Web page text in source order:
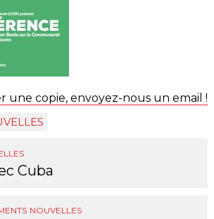
une copie, envoyez-nous un email !
Cuba
NOUVELLES